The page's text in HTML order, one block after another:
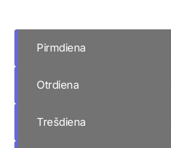
Pirmdiena
Otrdiena
Trešdiena